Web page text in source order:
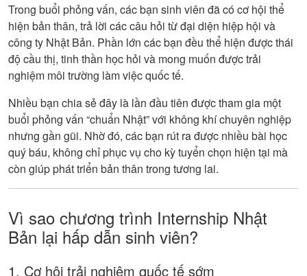
Trong buổi phỏng vấn, các bạn sinh viên đã có cơ hội thể
hiện bản thân, trả lời các câu hỏi từ đại diện hiệp hội và
công ty Nhật Bản. Phần lớn các bạn đều thể hiện được thái
độ cầu thị, tinh thần học hỏi và mong muốn được trải
nghiệm môi trường làm việc quốc tế.
Nhiều bạn chia sẻ đây là lần đầu tiên được tham gia một
buổi phỏng vấn “chuẩn Nhật” với không khí chuyên nghiệp
nhưng gần gũi. Nhờ đó, các bạn rút ra được nhiều bài học
quý báu, không chỉ phục vụ cho kỳ tuyển chọn hiện tại mà
còn giúp phát triển bản thân trong tương lai.
Vì sao chương trình Internship Nhật
Bản lại hấp dẫn sinh viên?
1. Cơ hội trải nghiệm quốc tế sớm